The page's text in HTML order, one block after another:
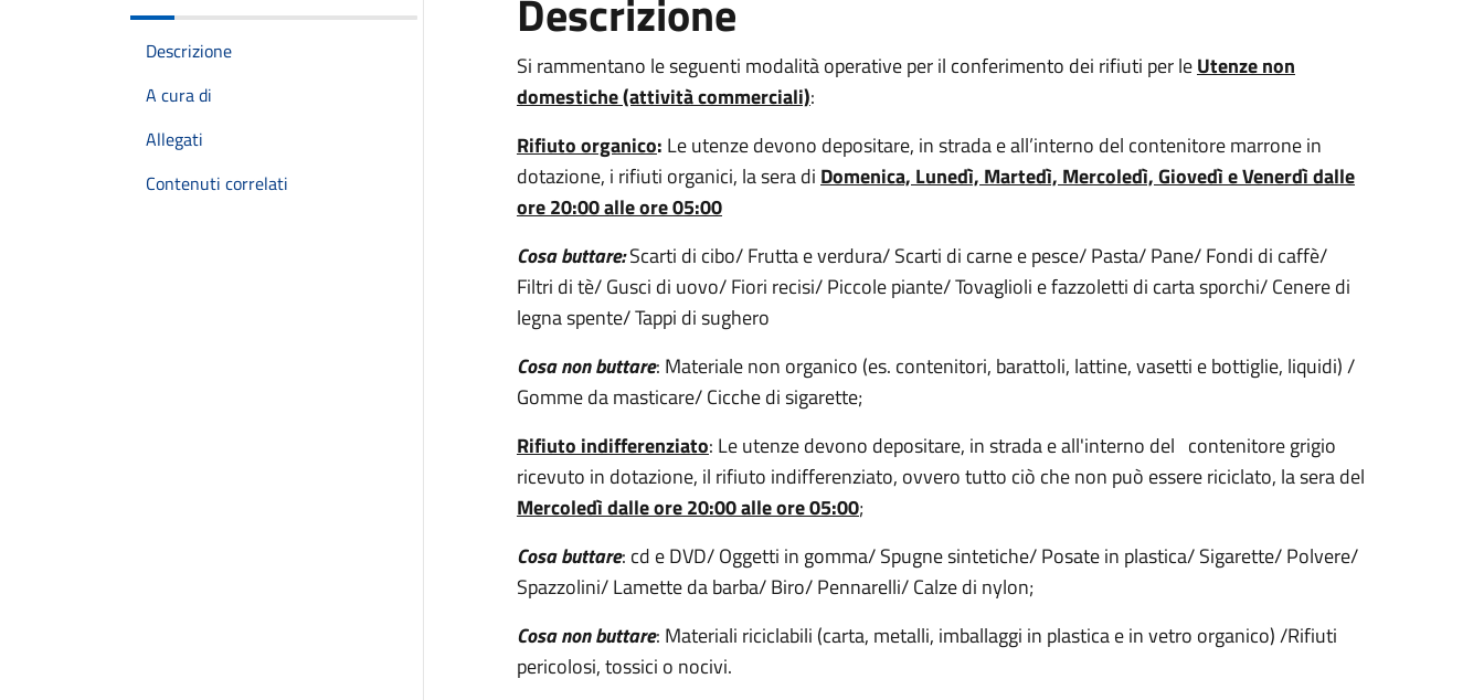
Descrizione
A cura di
Allegati
Contenuti correlati
Descrizione
Si rammentano le seguenti modalità operative per il conferimento dei rifiuti per leUtenze non
domestiche (attività commerciali):
Rifiuto organico: Le utenze devono depositare, in strada e all’interno del contenitore marrone in
dotazione, i rifiuti organici, la sera di Domenica, Lunedì, Martedì, Mercoledì, Giovedì e Venerdì dalle
ore 20:00 alle ore 05:00
Cosa buttare:Scarti di cibo/ Frutta e verdura/ Scarti di carne e pesce/ Pasta/ Pane/ Fondi di caffè/
Filtri di tè/ Gusci di uovo/ Fiori recisi/ Piccole piante/ Tovaglioli e fazzoletti di carta sporchi/ Cenere di
legna spente/ Tappi di sughero
Cosa non buttare: Materiale non organico (es. contenitori, barattoli, lattine, vasetti e bottiglie, liquidi) /
Gomme da masticare/ Cicche di sigarette;
Rifiuto indifferenziato: Le utenze devono depositare, in strada e all'interno del contenitore grigio
ricevuto in dotazione, il rifiuto indifferenziato, ovvero tutto ciò che non può essere riciclato, la sera del
Mercoledì dalle ore 20:00 alle ore 05:00;
Cosa buttare: cd e DVD/ Oggetti in gomma/ Spugne sintetiche/ Posate in plastica/ Sigarette/ Polvere/
Spazzolini/ Lamette da barba/ Biro/ Pennarelli/ Calze di nylon;
Cosa non buttare: Materiali riciclabili (carta, metalli, imballaggi in plastica e in vetro organico) /Rifiuti
pericolosi, tossici o nocivi.